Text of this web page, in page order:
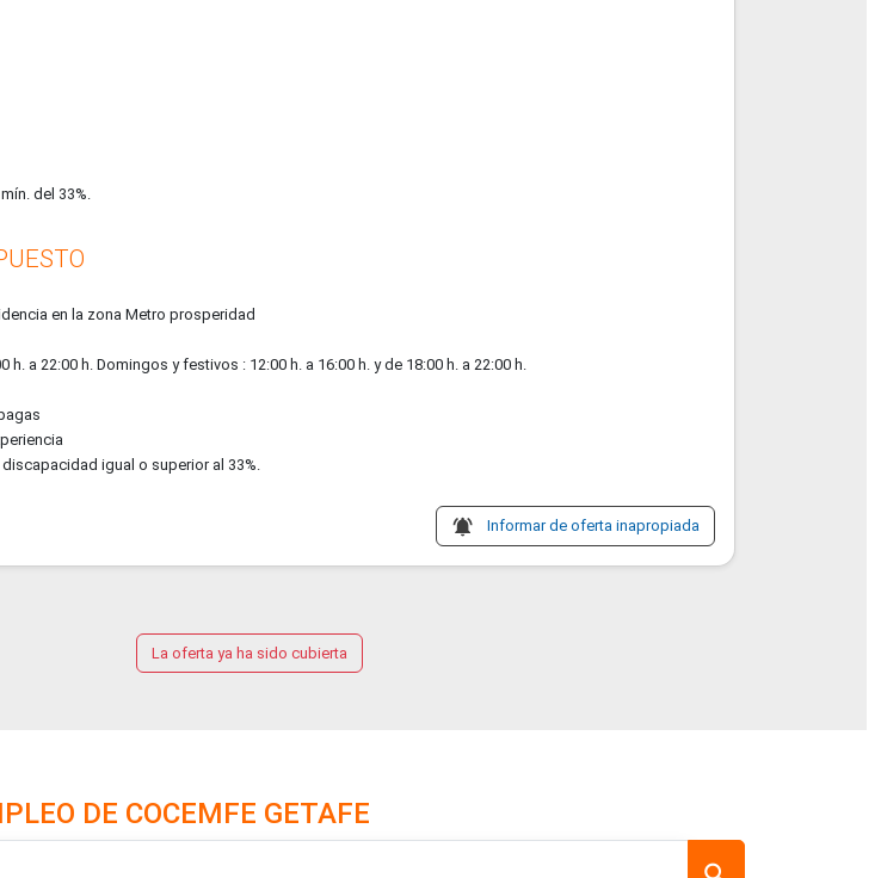
del 33%.
en la zona Metro prosperidad
h. a 22:00 h. Domingos y festivos : 12:00 h. a 16:00 h. y de 18:00 h. a 22:00 h.
igual o superior al 33%.
notifications_active Informar de oferta inapropiada
La oferta ya ha sido cubierta
DE COCEMFE GETAFE